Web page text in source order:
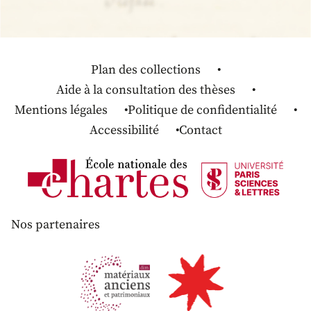
Plan des collections
Aide à la consultation des thèses
Mentions légales
Politique de confidentialité
Accessibilité
Contact
Nos partenaires